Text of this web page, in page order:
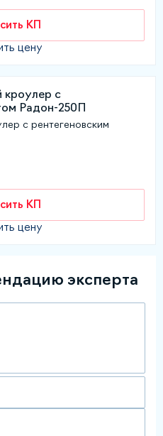
КП
цену
с рентегеновским
КП
цену
эксперта